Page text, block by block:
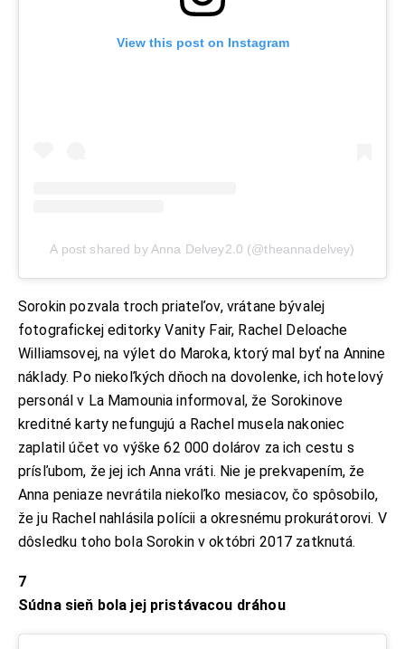
View this post on Instagram
A post shared by Anna Delvey2.0 (@theannadelvey)
Sorokin pozvala troch priateľov, vrátane bývalej
fotografickej editorky Vanity Fair, Rachel Deloache
Williamsovej, na výlet do Maroka, ktorý mal byť na Annine
náklady. Po niekoľkých dňoch na dovolenke, ich hotelový
personál v La Mamounia informoval, že Sorokinove
kreditné karty nefungujú a Rachel musela nakoniec
zaplatil účet vo výške 62 000 dolárov za ich cestu s
prísľubom, že jej ich Anna vráti. Nie je prekvapením, že
Anna peniaze nevrátila niekoľko mesiacov, čo spôsobilo,
že ju Rachel nahlásila polícii a okresnému prokurátorovi. V
dôsledku toho bola Sorokin v októbri 2017 zatknutá.
7
Súdna sieň bola jej pristávacou dráhou